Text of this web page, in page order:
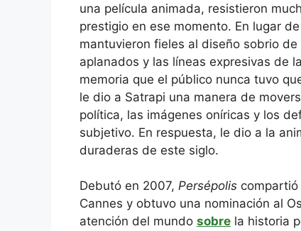
una película animada, resistieron
prestigio en ese momento. En lugar
mantuvieron fieles al diseño sobrio
aplanados y las líneas expresivas de
memoria que el público nunca tuvo
le dio a Satrapi una manera de
política, las imágenes oníricas y los
subjetivo. En respuesta, le dio a la
duraderas de este siglo.
Debutó en 2007, Persépolis
Cannes y obtuvo una nominación al
atención del mundo sobre la historia